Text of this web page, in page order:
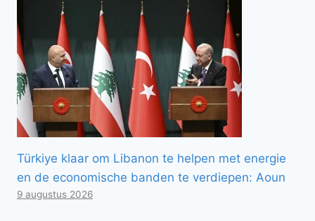
Türkiye klaar om Libanon te helpen met energie
en de economische banden te verdiepen: Aoun
9 augustus 2026